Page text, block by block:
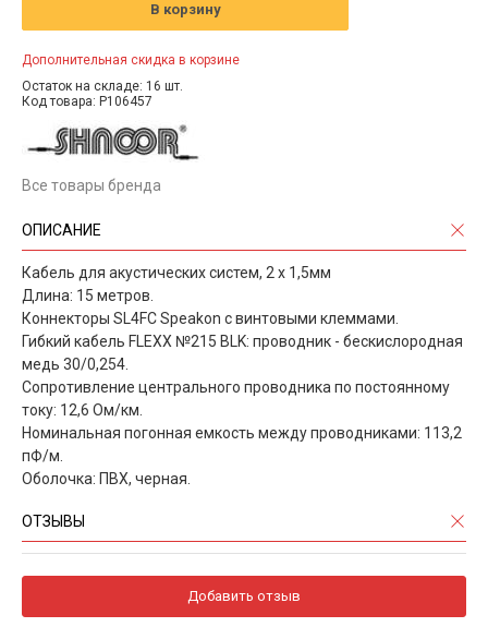
В корзину
Дополнительная скидка в корзине
Остаток на складе: 16 шт.
Код товара: P106457
Все товары бренда
ОПИСАНИЕ
Кабель для акустических систем, 2 х 1,5мм
Длина: 15 метров.
Коннекторы SL4FC Speakon с винтовыми клеммами.
Гибкий кабель FLEXX №215 BLK: проводник - бескислородная
медь 30/0,254.
Сопротивление центрального проводника по постоянному
току: 12,6 Ом/км.
Номинальная погонная емкость между проводниками: 113,2
пФ/м.
Оболочка: ПВХ, черная.
ОТЗЫВЫ
Добавить отзыв